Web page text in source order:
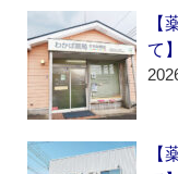
【
て
【